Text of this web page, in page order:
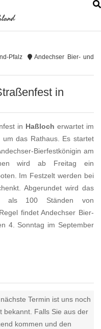
Pfalz
Andechser Bier- und
in
in Haßloch erwartet im
das Rathaus. Es startet
Bierfestkönigin am
wird ab Freitag ein
Im Festzelt werden bei
Abgerundet wird das
als 100 Ständen von
findet Andechser Bier-
4. Sonntag im September
Termin ist uns noch
bekannt. Falls Sie aus der
kommen und den